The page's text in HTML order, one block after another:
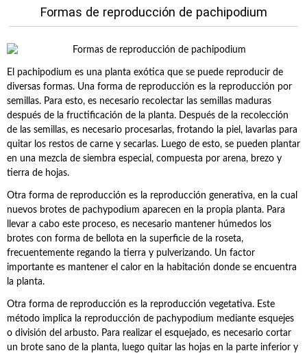
Formas de reproducción de pachipodium
El pachipodium es una planta exótica que se puede reproducir de
diversas formas. Una forma de reproducción es la reproducción por
semillas. Para esto, es necesario recolectar las semillas maduras
después de la fructificación de la planta. Después de la recolección
de las semillas, es necesario procesarlas, frotando la piel, lavarlas para
quitar los restos de carne y secarlas. Luego de esto, se pueden plantar
en una mezcla de siembra especial, compuesta por arena, brezo y
tierra de hojas.
Otra forma de reproducción es la reproducción generativa, en la cual
nuevos brotes de pachypodium aparecen en la propia planta. Para
llevar a cabo este proceso, es necesario mantener húmedos los
brotes con forma de bellota en la superficie de la roseta,
frecuentemente regando la tierra y pulverizando. Un factor
importante es mantener el calor en la habitación donde se encuentra
la planta.
Otra forma de reproducción es la reproducción vegetativa. Este
método implica la reproducción de pachypodium mediante esquejes
o división del arbusto. Para realizar el esquejado, es necesario cortar
un brote sano de la planta, luego quitar las hojas en la parte inferior y